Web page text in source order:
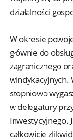
działalności
W okresie
głównie do
zagranicznego
windykacyjnych.
stopniowo
w delegatury
Inwestycyjnego.
całkowicie